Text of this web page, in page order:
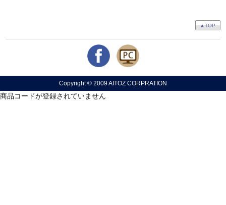
▲TOP
Copyright © 2009 AITOZ CORPRATION
商品コードが登録されていません